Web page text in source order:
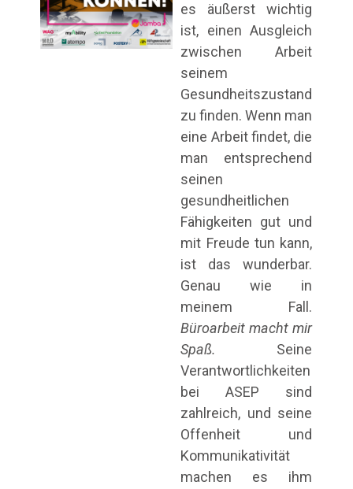
es äußerst wichtig
ist, einen Ausgleich
zwischen Arbeit
seinem
Gesundheitszustand
zu finden. Wenn man
eine Arbeit findet, die
man entsprechend
seinen
gesundheitlichen
Fähigkeiten gut und
mit Freude tun kann,
ist das wunderbar.
Genau wie in
meinem Fall.
Büroarbeit macht mir
Spaß.
Seine
Verantwortlichkeiten
bei ASEP sind
zahlreich, und seine
Offenheit und
Kommunikativität
machen es ihm